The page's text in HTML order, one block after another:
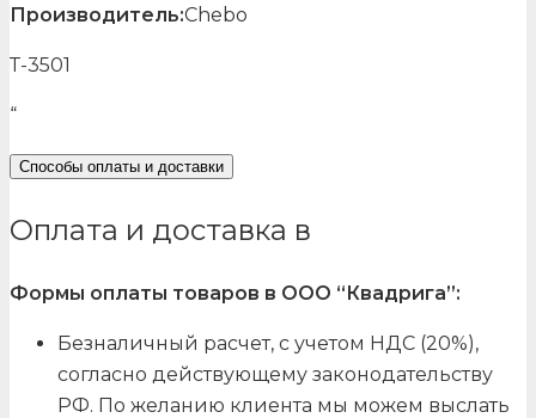
Производитель:Chebo
Т-3501
“
Способы оплаты и доставки
Оплата и доставка в
Формы оплаты товаров в ООО “Квадрига”:
Безналичный расчет, с учетом НДС (20%),
согласно действующему законодательству
РФ. По желанию клиента мы можем выслать